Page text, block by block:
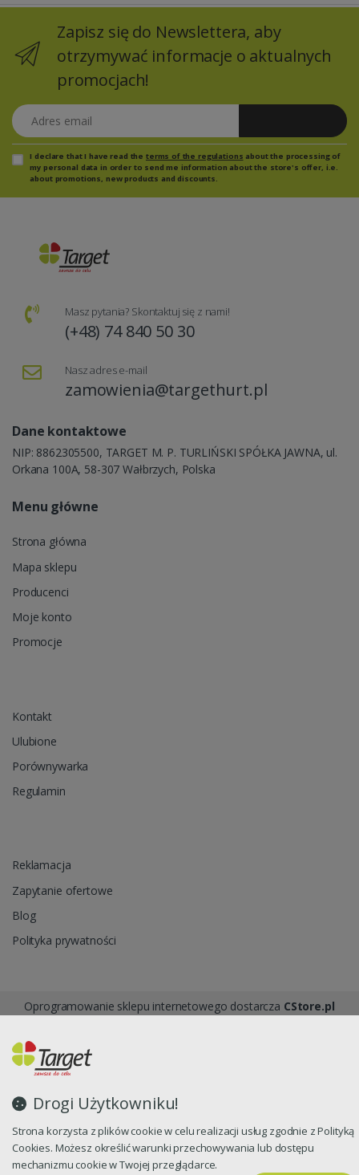
Drogi Użytkowniku!
Strona korzysta z plików cookie w celu realizacji usług zgodnie z Polityką
Cookies. Możesz określić warunki przechowywania lub dostępu
mechanizmu cookie w Twojej przeglądarce.
Zapisz się do Newslettera, aby
otrzymywać informacje o aktualnych
promocjach!
Adres email
I declare that I have read the terms of the regulations about the processing of
my personal data in order to send me information about the store's offer, i.e.
about promotions, new products and discounts.
Masz pytania? Skontaktuj się z nami!
(+48) 74 840 50 30
Nasz adres e-mail
zamowienia@targethurt.pl
Dane kontaktowe
NIP: 8862305500, TARGET M. P. TURLIŃSKI SPÓŁKA JAWNA, ul.
Orkana 100A, 58-307 Wałbrzych, Polska
Menu główne
Strona główna
Mapa sklepu
Producenci
Moje konto
Promocje
Kontakt
Ulubione
Porównywarka
Regulamin
Reklamacja
Zapytanie ofertowe
Blog
Polityka prywatności
Oprogramowanie sklepu internetowego dostarcza CStore.pl